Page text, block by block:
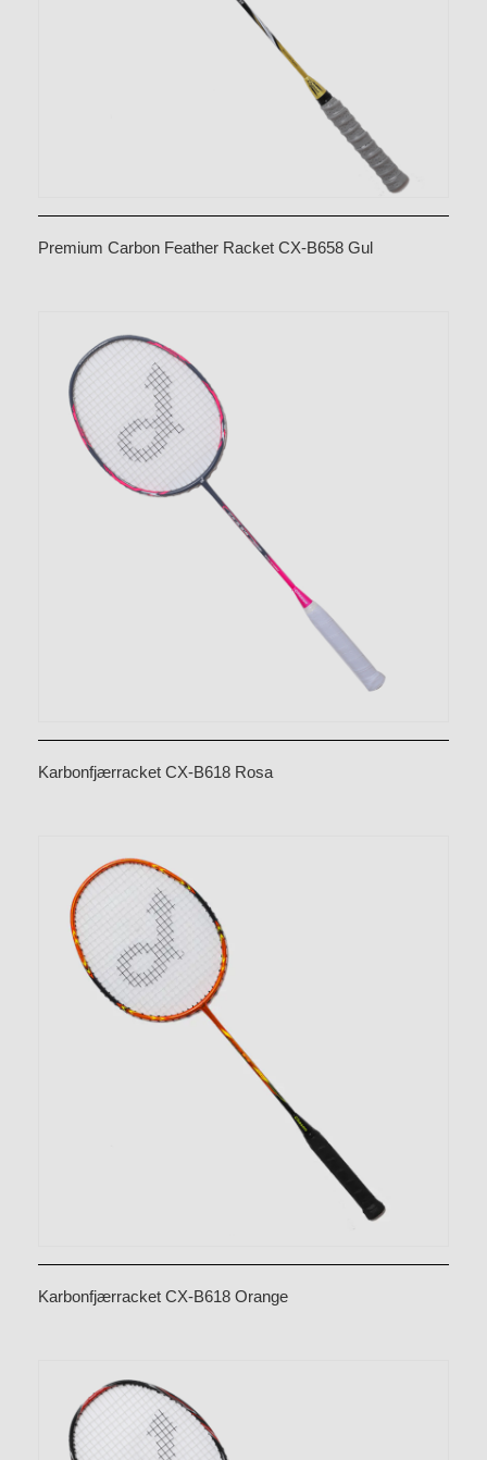
Premium Carbon Feather Racket CX-B658 Gul
Karbonfjærracket CX-B618 Rosa
Karbonfjærracket CX-B618 Orange